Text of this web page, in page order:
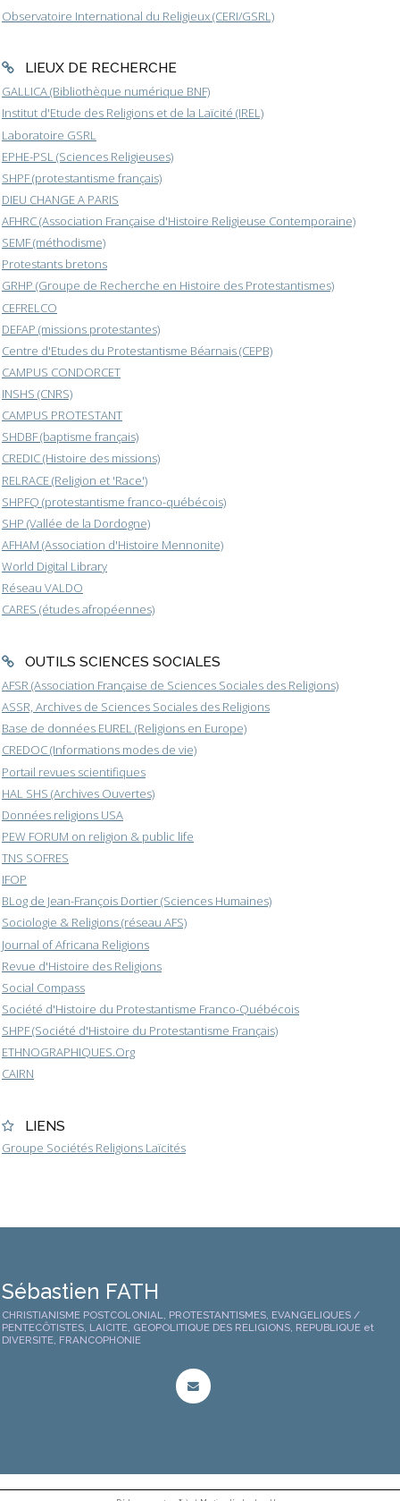
Observatoire International du Religieux (CERI/GSRL)
LIEUX DE RECHERCHE
GALLICA (Bibliothèque numérique BNF)
Institut d'Etude des Religions et de la Laïcité (IREL)
Laboratoire GSRL
EPHE-PSL (Sciences Religieuses)
SHPF (protestantisme français)
DIEU CHANGE A PARIS
AFHRC (Association Française d'Histoire Religieuse Contemporaine)
SEMF (méthodisme)
Protestants bretons
GRHP (Groupe de Recherche en Histoire des Protestantismes)
CEFRELCO
DEFAP (missions protestantes)
Centre d'Etudes du Protestantisme Béarnais (CEPB)
CAMPUS CONDORCET
INSHS (CNRS)
CAMPUS PROTESTANT
SHDBF (baptisme français)
CREDIC (Histoire des missions)
RELRACE (Religion et 'Race')
SHPFQ (protestantisme franco-québécois)
SHP (Vallée de la Dordogne)
AFHAM (Association d'Histoire Mennonite)
World Digital Library
Réseau VALDO
CARES (études afropéennes)
OUTILS SCIENCES SOCIALES
AFSR (Association Française de Sciences Sociales des Religions)
ASSR, Archives de Sciences Sociales des Religions
Base de données EUREL (Religions en Europe)
CREDOC (Informations modes de vie)
Portail revues scientifiques
HAL SHS (Archives Ouvertes)
Données religions USA
PEW FORUM on religion & public life
TNS SOFRES
IFOP
BLog de Jean-François Dortier (Sciences Humaines)
Sociologie & Religions (réseau AFS)
Journal of Africana Religions
Revue d'Histoire des Religions
Social Compass
Société d'Histoire du Protestantisme Franco-Québécois
SHPF (Société d'Histoire du Protestantisme Français)
ETHNOGRAPHIQUES.Org
CAIRN
LIENS
Groupe Sociétés Religions Laïcités
Sébastien FATH
CHRISTIANISME POSTCOLONIAL, PROTESTANTISMES, EVANGELIQUES /
PENTECÔTISTES, LAICITE, GEOPOLITIQUE DES RELIGIONS, REPUBLIQUE et
DIVERSITE, FRANCOPHONIE